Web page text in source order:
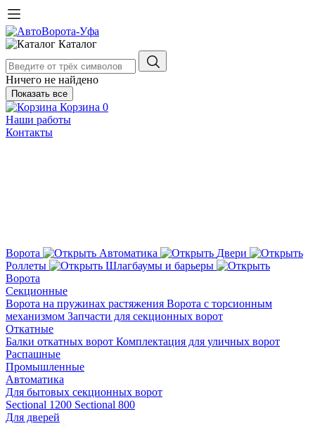
Каталог
Ничего не найдено
Показать все
Корзина 0
Наши работы
Контакты
Ворота Автоматика
Двери
Роллеты
Шлагбаумы и барьеры
Ворота
Секционные
Ворота на пружинах растяжения Ворота с торсионным
механизмом Запчасти для секционных ворот
Откатные
Балки откатных ворот Комплектация для уличных ворот
Распашные
Промышленные
Автоматика
Для бытовых секционных ворот
Sectional 1200 Sectional 800
Для дверей